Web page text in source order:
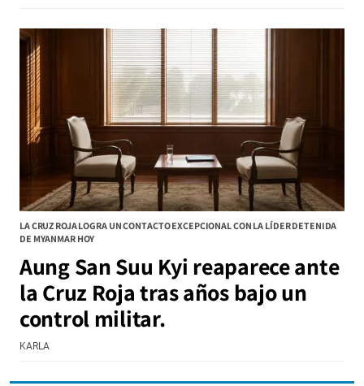
LA CRUZ ROJA LOGRA UN CONTACTO EXCEPCIONAL CON LA LÍDER DETENIDA
DE MYANMAR HOY
Aung San Suu Kyi reaparece ante
la Cruz Roja tras años bajo un
control militar.
KARLA